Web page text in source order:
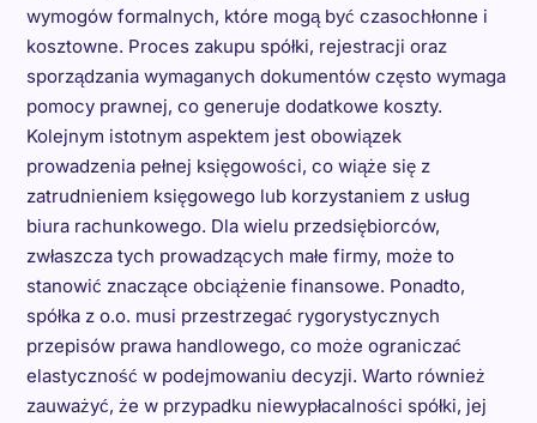
wymogów formalnych, które mogą być czasochłonne i
kosztowne. Proces zakupu spółki, rejestracji oraz
sporządzania wymaganych dokumentów często wymaga
pomocy prawnej, co generuje dodatkowe koszty.
Kolejnym istotnym aspektem jest obowiązek
prowadzenia pełnej księgowości, co wiąże się z
zatrudnieniem księgowego lub korzystaniem z usług
biura rachunkowego. Dla wielu przedsiębiorców,
zwłaszcza tych prowadzących małe firmy, może to
stanowić znaczące obciążenie finansowe. Ponadto,
spółka z o.o. musi przestrzegać rygorystycznych
przepisów prawa handlowego, co może ograniczać
elastyczność w podejmowaniu decyzji. Warto również
zauważyć, że w przypadku niewypłacalności spółki, jej